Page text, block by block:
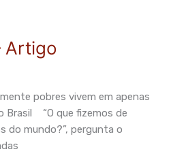
Artigo
pobres vivem em apenas
Brasil “O que fizemos de
do mundo?”, pergunta o